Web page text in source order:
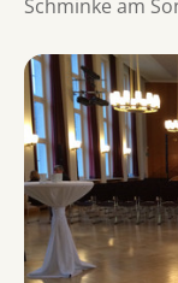
Schminke am